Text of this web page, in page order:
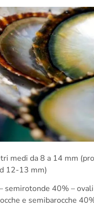
medi da 8 a 14 mm
12-13 mm)
semirotonde 40% –
e semibarocche